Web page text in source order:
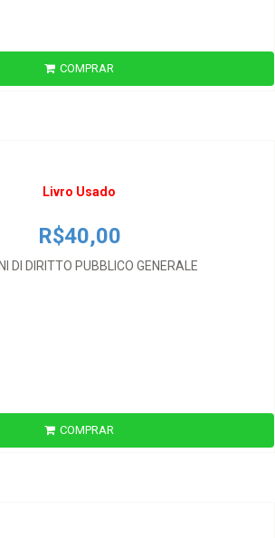
COMPRAR
Livro Usado
R$40,00
DI DIRITTO PUBBLICO GENERALE
Livro Usado
R$40,00
COMPRAR
Livro Usado
R$155,00